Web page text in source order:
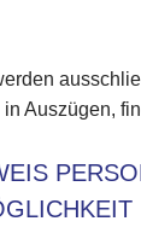
Auszügen,